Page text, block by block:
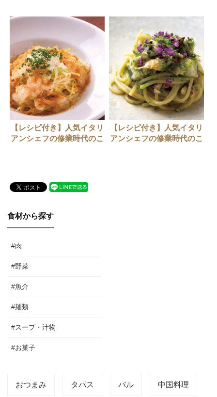
料理
戦】
【レシピ付き】人気イタリ
アンシェフの修業時代のこ
【レシピ付き】人気イタリ
アンシェフの修業時代のこ
食材から探す
#肉
#野菜
#魚介
#麺類
#スープ・汁物
#お菓子
おつまみ タパス バル 中国料理